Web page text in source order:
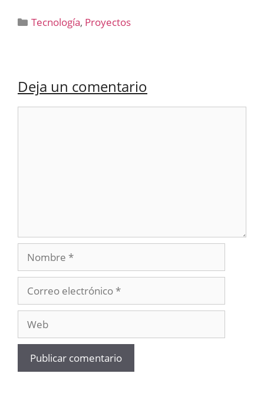
Categorías
Tecnología, Proyectos
Deja un comentario
Nombre
electrónico